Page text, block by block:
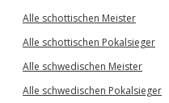
Alle schottischen Meister
Alle schottischen Pokalsieger
Alle schwedischen Meister
Alle schwedischen Pokalsieger